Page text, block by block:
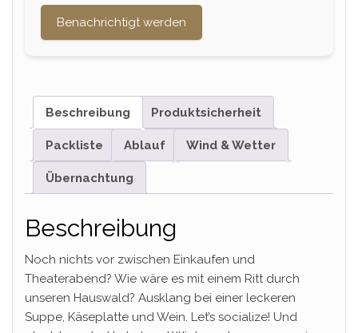
Benachrichtigt werden
Beschreibung Produktsicherheit
Packliste Ablauf Wind & Wetter
Übernachtung
Beschreibung
Noch nichts vor zwischen Einkaufen und
Theaterabend? Wie wäre es mit einem Ritt durch
unseren Hauswald? Ausklang bei einer leckeren
Suppe, Käseplatte und Wein. Let’s socialize! Und